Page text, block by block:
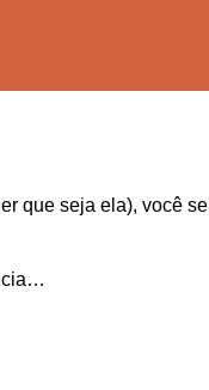
que seja ela), você se